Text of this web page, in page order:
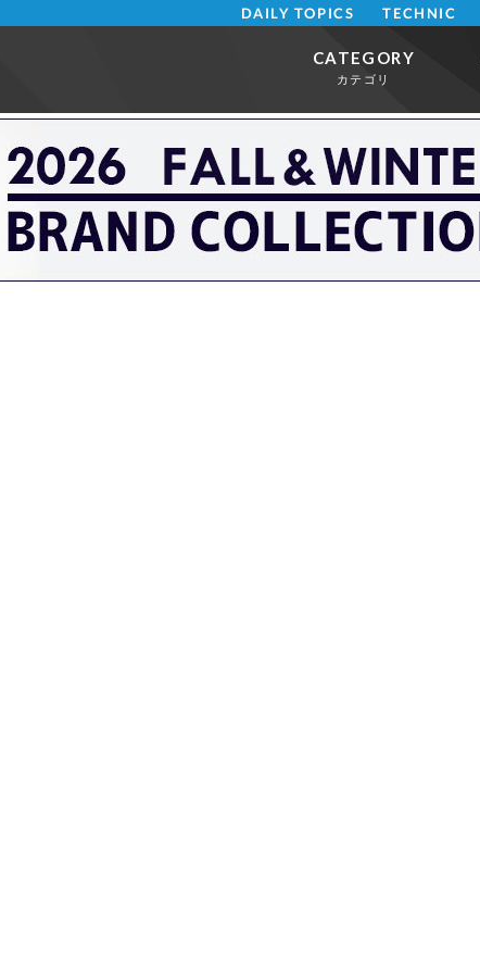
DAILY TOPICS TECHNIC
CATEGORY
カテゴリ